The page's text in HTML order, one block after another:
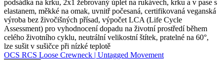
podsádka na krku, 2x1 žebrovaný úplet na rukávech, krku a v pase s
elastanem, měkké na omak, uvnitř počesaná, certifikovaná veganská
výroba bez živočišných přísad, výpočet LCA (Life Cycle
Assessment) pro vyhodnocení dopadu na životní prostředí během
celého životního cyklu, neutrální velikostní štítek, pratelné na 60°,
lze sušit v sušičce při nízké teplotě
OCS RCS Loose Crewneck | Untagged Movement